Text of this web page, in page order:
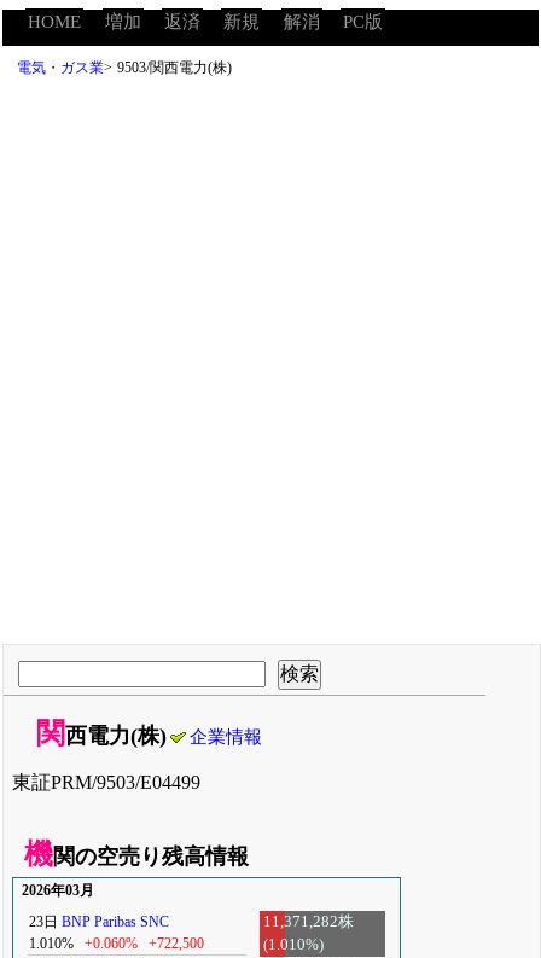
HOME 増加 返済 新規 解消 PC版
電気・ガス業> 9503/関西電力(株)
関西電力(株) 企業情報
東証PRM/9503/E04499
機関の空売り残高情報
2026年03月
23日 BNP Paribas SNC
1.010%
+0.060% +722,500
11,371,282株
(1.010%)